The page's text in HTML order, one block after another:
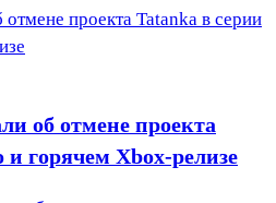
проекта Tatanka в серии
об отмене проекта
горячем Xbox-релизе